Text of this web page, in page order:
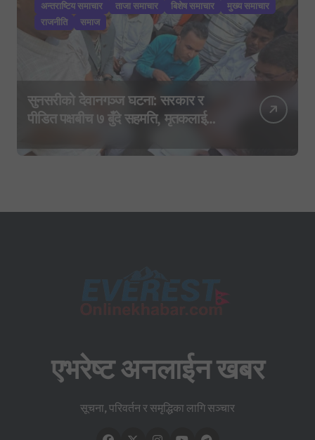
अन्तराष्टिय समाचार ताजा समाचार बिशेष समाचार
मुख्य समाचार
राजनीति
समाज
सुनसरीको देवानगञ्ज घटना: सरकार र
पीडित पक्षबीच ७ बुँदे सहमति, मृतकलाई
एभरेष्ट अनलाईन खबर
सूचना, परिवर्तन र समृद्धिका लागि सञ्चार